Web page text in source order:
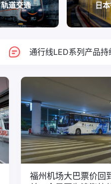
轨道交通 日
通行线LED系列产品持
福州机场大巴票价回